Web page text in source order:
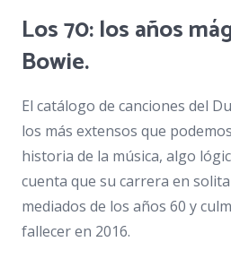
Los 70: los años
Bowie.
El catálogo de canciones del
los más extensos que
historia de la música, algo
cuenta que su carrera en
mediados de los años 60 y
fallecer en 2016.